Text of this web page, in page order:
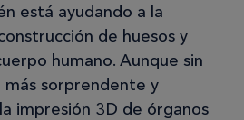
está ayudando a la
de huesos y
humano. Aunque sin
más sorprendente y
impresión 3D de órganos